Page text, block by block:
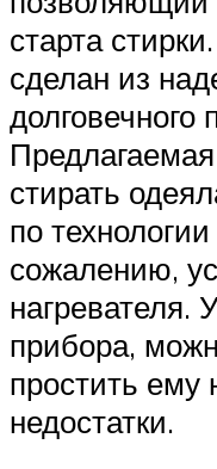
старта
сделан из
долговечного
стирать
по
сожалению,
нагревателя.
прибора,
простить ему
недостатки.